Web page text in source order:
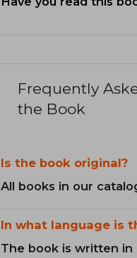
Frequently
the Book
Is the book original?
All books in our
In what language is
The book is written in